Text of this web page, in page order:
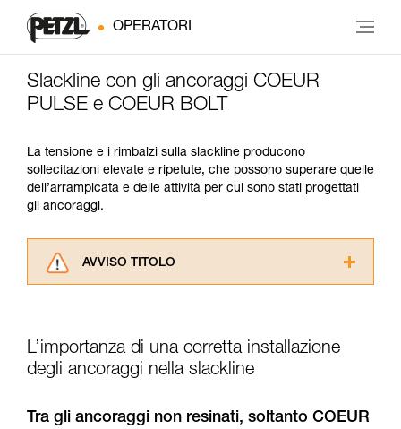
OPERATORI
Slackline con gli ancoraggi COEUR
PULSE e COEUR BOLT
La tensione e i rimbalzi sulla slackline producono
sollecitazioni elevate e ripetute, che possono superare quelle
dell’arrampicata e delle attività per cui sono stati progettati
gli ancoraggi.
AVVISO TITOLO
informazioni dell’istruzione tecnica per poter
capire queste ulteriori informazioni.
Verificate con un professionista la vostra
L’importanza di una corretta installazione
degli ancoraggi nella slackline
Tra gli ancoraggi non resinati, soltanto COEUR